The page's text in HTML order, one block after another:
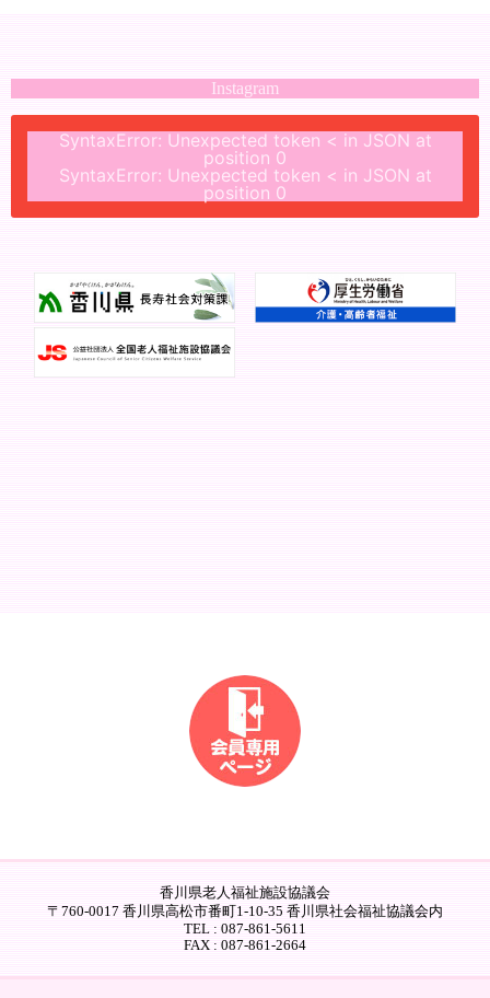
Instagram
SyntaxError: Unexpected token < in JSON at
position 0
SyntaxError: Unexpected token < in JSON at
position 0
香川県老人福祉施設協議会
〒760-0017 香川県高松市番町1-10-35 香川県社会福祉協議会内
TEL : 087-861-5611
FAX : 087-861-2664